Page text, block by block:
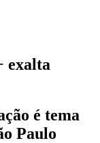
exalta
é tema
Paulo